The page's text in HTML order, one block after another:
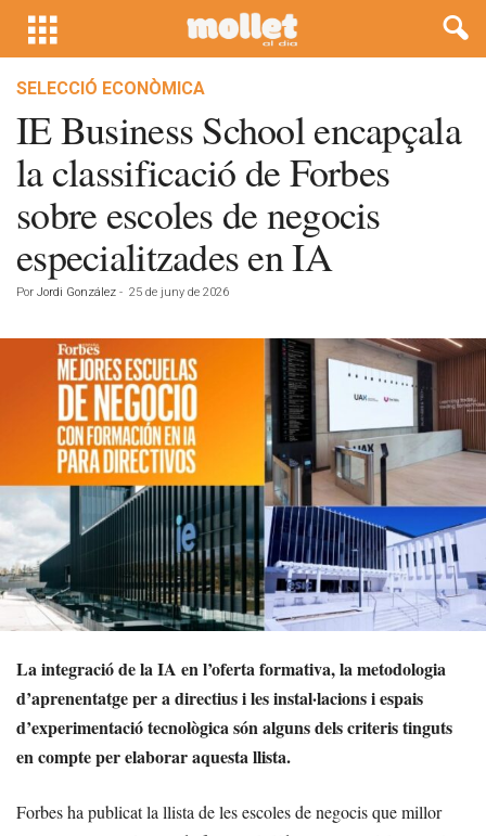
SELECCIÓ ECONÒMICA
IE Business School encapçala
la classificació de Forbes
sobre escoles de negocis
especialitzades en IA
Por Jordi González - 25 de juny de 2026
La integració de la IA en l’oferta formativa, la metodologia
d’aprenentatge per a directius i les instal·lacions i espais
d’experimentació tecnològica són alguns dels criteris tinguts
en compte per elaborar aquesta llista.
Forbes ha publicat la llista de les escoles de negocis que millor